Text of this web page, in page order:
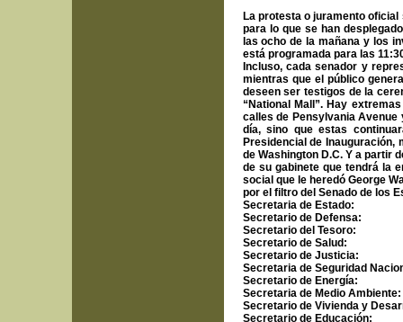
La protesta o juramento
para lo que se han
las ocho de la mañana y los
está programada para las
Incluso, cada senador y
mientras que el público
deseen ser testigos de la
“National Mall”. Hay
calles de Pensylvania Avenue
día, sino que estas
Presidencial de
de Washington D.C. Y a partir
de su gabinete que tendrá la
social que le heredó George
por el filtro del Senado de los
Secretaria de Estado:
Secretario de Defensa:
Secretario del Tesoro:
Secretario de Salud:
Secretario de Justicia:
Secretaria de Seguridad
Secretario de Energía:
Secretaria de Medio Ambiente:
Secretario de Vivienda y
Secretario de Educación: